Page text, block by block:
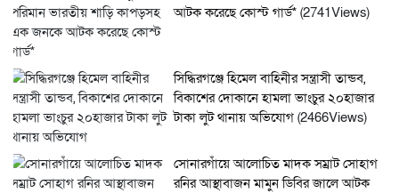
আটক করেছে কোস্ট গার্ড*(2741Views)
সিদ্ধিরগঞ্জে হিমেল বাহিনীর সন্ত্রাসী তান্ডব,
বিকাশের দোকানে হামলা ভাংচুর ২০হাজার
টাকা লুট থানায় অভিযোগ(2466Views)
সোনারগাঁয়ে আলোচিত মাদক সম্রাট সোহাগ
রনির আস্থাবাজন মামুন ডিবির জালে আটক